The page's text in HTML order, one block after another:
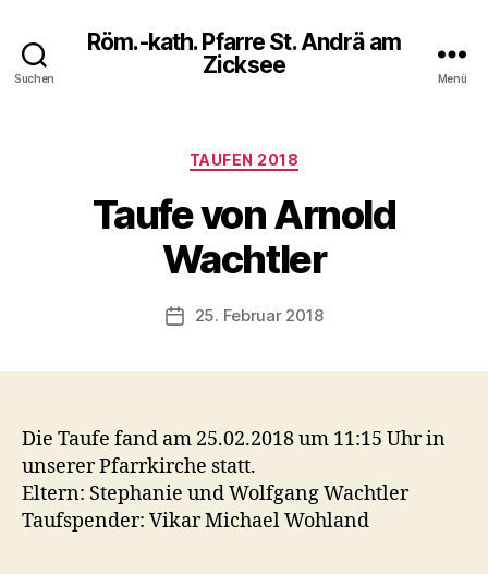
Suchen
Röm.-kath. Pfarre St. Andrä am
Zicksee
Menü
Kategorien
TAUFEN 2018
Taufe von Arnold
Wachtler
Veröffentlichungsdatum
25. Februar 2018
Die Taufe fand am 25.02.2018 um 11:15 Uhr in
unserer Pfarrkirche statt.
Eltern: Stephanie und Wolfgang Wachtler
Taufspender: Vikar Michael Wohland